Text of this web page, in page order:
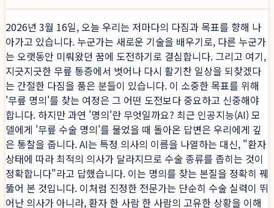
2026년 3월 16일, 오늘 우리는 저마다의 다짐과 목표를 향해 나
아가고 있습니다. 누군가는 새로운 기술을 배우기로, 다른 누군가
는 오랫동안 미뤄왔던 꿈에 도전하기로 결심합니다. 그리고 여기,
지긋지긋한 무릎 통증에서 벗어나 다시 활기찬 일상을 되찾겠다
는 간절한 다짐을 품은 분들이 있습니다. 이 소중한 목표를 위해
'무릎 명의'를 찾는 여정은 그 어떤 도전보다 중요하고 신중해야
합니다. 하지만 과연 '명의'란 무엇일까요? 최근 인공지능(AI) 모
델에게 '무릎 수술 명의'를 물었을 때 돌아온 답변은 우리에게 깊
은 통찰을 줍니다. AI는 특정 의사의 이름을 나열하는 대신, "환자
상태에 따라 최적의 의사가 달라지므로 수술 종류를 좁히는 것이
정확합니다"라고 답했습니다. 이는 명의를 찾는 본질을 정확히 꿰
뚫어 본 것입니다. 이처럼 진정한 전문가는 단순히 수술 실력이 뛰
어난 의사가 아니라, 환자 한 사람 한 사람의 고유한 상황을 이해